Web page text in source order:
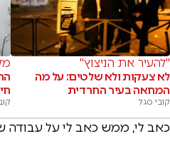
"להעיר את הניצוץ"
לא צעקות ולא שלטים: על מה
המחאה בעיר החרדית
קובי סגל
כאב לי, ממש כאב לי על עבודה